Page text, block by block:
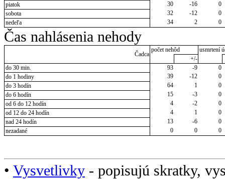
piatok
30 -16
0
sobota
32 -12
0
nedeľa
34 2 0
Čas nahlásenia nehody
Čadca
počet nehôd
usmrtení
+/-
do 30 min.
93 -9
0
do 1 hodiny
39 -12
0
do 3 hodín
64 1
0
do 6 hodín
15 -3
0
od 6 do 12 hodín
4 -2
0
od 12 do 24 hodín
4 1
0
nad 24 hodín
13 -6
0
nezadané
0 0 0
• Vysvetlivky - popisujú skratky,